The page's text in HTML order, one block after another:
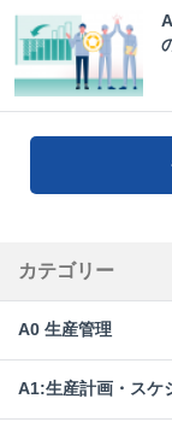
カテゴリー
A0 生産管理
A1:生産計画・スケ